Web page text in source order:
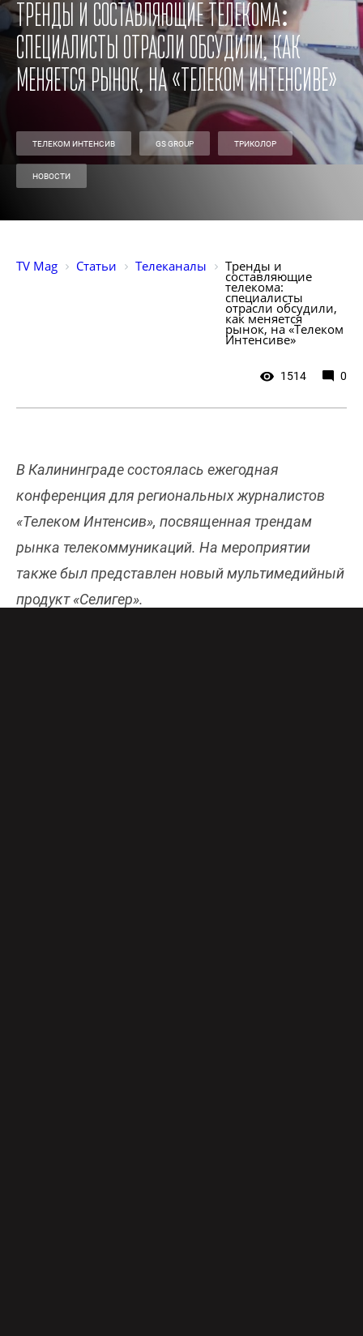
Тренды и составляющие телекома:
специалисты отрасли обсудили, как
меняется рынок, на «Телеком Интенсиве»
ТЕЛЕКОМ ИНТЕНСИВ GS GROUP ТРИКОЛОР
НОВОСТИ
TV Mag Статьи Телеканалы Тренды и
составляющие
телекома:
специалисты
отрасли обсудили,
как меняется
рынок, на «Телеком
Интенсиве»
1514 0
В Калининграде состоялась ежегодная
конференция для региональных журналистов
«Телеком Интенсив», посвященная трендам
рынка телекоммуникаций. На мероприятии
также был представлен новый мультимедийный
продукт «Селигер».